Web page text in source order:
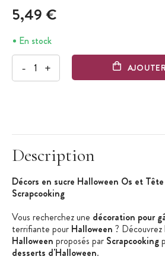
5,49 €
En stock
- +
Description
Décors en sucre Halloween Os et
Scrapcooking
Vous recherchez une décoration pour
terrifiante pour Halloween ? Découvrez
Halloween proposés par Scrapcooking
desserts d'Halloween.